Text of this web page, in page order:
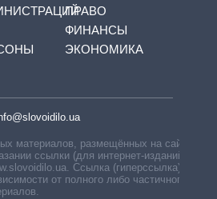
ПРАВО
ФИНАНСЫ
ЭКОНОМИКА
материалов, размещённых на сайте,
ссылки (для интернет-изданий —
Ссылка (гиперссылка)
от полного либо частичного